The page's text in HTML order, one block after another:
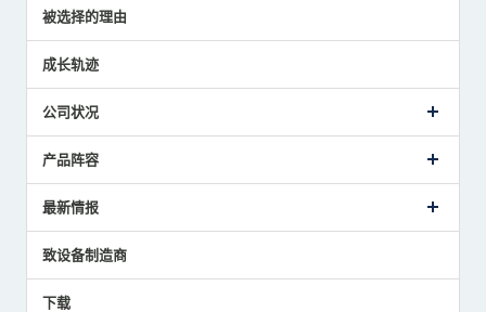
解决方案建议
被选择的理由
成长轨迹
公司状况
致词
主要获奖经历
国家/地区/语言
产品阵容
对刀仪
气压式精密定位传感器
最新情报
美德龙的技术
致设备制造商
下载